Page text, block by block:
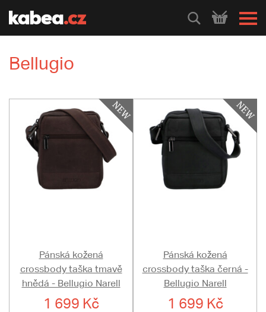
HLEDEJ
Bellugio
Pánská kožená
crossbody taška tmavě
hnědá - Bellugio Narell
1 699 Kč
Pánská kožená
crossbody taška černá -
Bellugio Narell
1 699 Kč